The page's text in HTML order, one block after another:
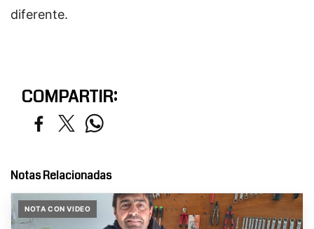
diferente.
COMPARTIR:
Notas Relacionadas
NOTA CON VIDEO